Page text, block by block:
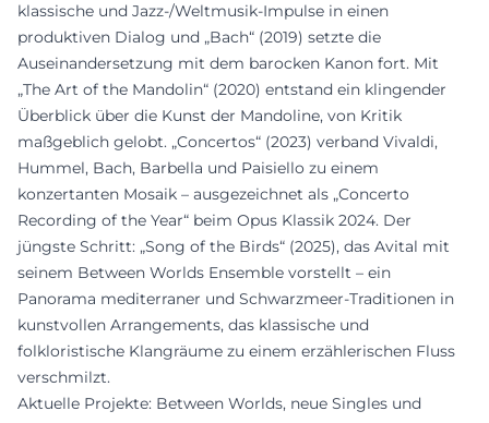
klassische und Jazz-/Weltmusik-Impulse in einen
produktiven Dialog und „Bach“ (2019) setzte die
Auseinandersetzung mit dem barocken Kanon fort. Mit
„The Art of the Mandolin“ (2020) entstand ein klingender
Überblick über die Kunst der Mandoline, von Kritik
maßgeblich gelobt. „Concertos“ (2023) verband Vivaldi,
Hummel, Bach, Barbella und Paisiello zu einem
konzertanten Mosaik – ausgezeichnet als „Concerto
Recording of the Year“ beim Opus Klassik 2024. Der
jüngste Schritt: „Song of the Birds“ (2025), das Avital mit
seinem Between Worlds Ensemble vorstellt – ein
Panorama mediterraner und Schwarzmeer-Traditionen in
kunstvollen Arrangements, das klassische und
folkloristische Klangräume zu einem erzählerischen Fluss
verschmilzt.
Aktuelle Projekte: Between Worlds, neue Singles und